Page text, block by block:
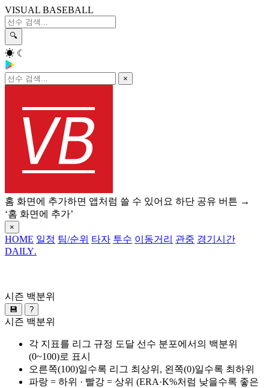
VISUAL BASEBALL
🔍
☀ ☾
×
홈 화면에 추가하면 앱처럼 쓸 수 있어요 하단 공유 버튼 →
‘홈 화면에 추가’
×
HOME 일정 팀/순위 타자 투수 이동거리 관중 경기시간
DAILY.
시즌 백분위
💾 ?
시즌 백분위
각 지표를 리그 규정 도달 선수 분포에서의 백분위
(0~100)로 표시
오른쪽(100)일수록 리그 최상위, 왼쪽(0)일수록 최하위
파랑 = 하위 · 빨강 = 상위 (ERA·K%처럼 낮을수록 좋은